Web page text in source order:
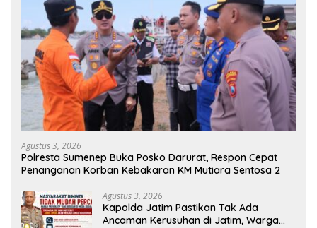
Agustus 3, 2026
Polresta Sumenep Buka Posko Darurat, Respon Cepat
Penanganan Korban Kebakaran KM Mutiara Sentosa 2
Agustus 3, 2026
Kapolda Jatim Pastikan Tak Ada
Ancaman Kerusuhan di Jatim, Warga